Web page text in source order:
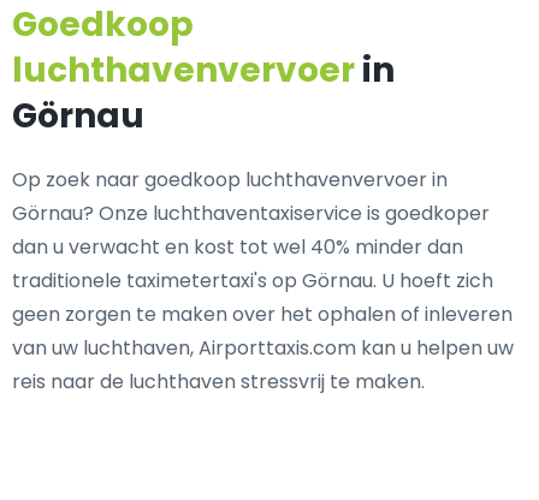
Goedkoop
luchthavenvervoerin
Görnau
Op zoek naar goedkoop luchthavenvervoer in
Görnau? Onze luchthaventaxiservice is goedkoper
dan u verwacht en kost tot wel 40% minder dan
traditionele taximetertaxi's op Görnau. U hoeft zich
geen zorgen te maken over het ophalen of inleveren
van uw luchthaven, Airporttaxis.com kan u helpen uw
reis naar de luchthaven stressvrij te maken.